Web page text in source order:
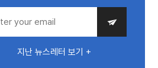
지난 뉴스레터 보기 +